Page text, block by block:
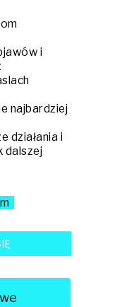
i
najbardziej
działania i
dalszej